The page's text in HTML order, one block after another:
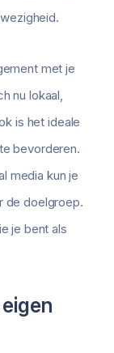
met je
nu lokaal,
is het ideale
bevorderen.
media kun je
de doelgroep.
je bent als